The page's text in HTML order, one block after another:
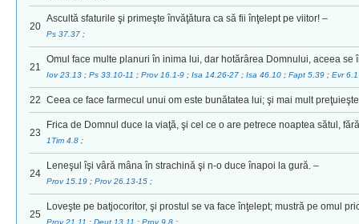
20
Ascultă sfaturile şi primeşte învăţătura ca să fii înţelept pe viitor! –
Ps 37.37 ;
21
Omul face multe planuri în inima lui, dar hotărârea Domnului, aceea se
Iov 23.13 ; Ps 33.10-11 ; Prov 16.1-9 ; Isa 14.26-27 ; Isa 46.10 ; Fapt 5.39 ; Evr
22 Ceea ce face farmecul unui om este bunătatea lui; şi mai mult
23
Frica de Domnul duce la viaţă, şi cel ce o are petrece noaptea sătul,
1Tim 4.8 ;
24
Leneşul îşi vâră mâna în strachină şi n-o duce înapoi la gură. –
Prov 15.19 ; Prov 26.13-15 ;
25
Loveşte pe batjocoritor, şi prostul se va face înţelept; mustră pe omul
Prov 21.11 ; Deut 13.11 ; Prov 9.8 ;